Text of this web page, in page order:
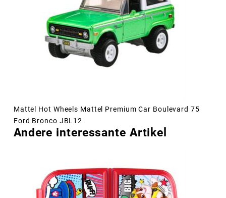
Mattel Hot Wheels Mattel Premium Car Boulevard 75
Ford Bronco JBL12
Andere interessante Artikel